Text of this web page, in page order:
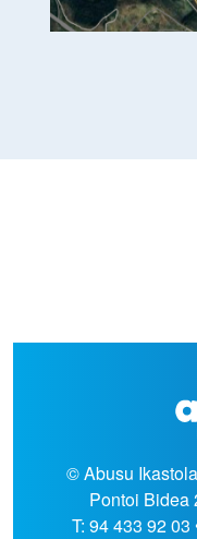
© Abusu
Pontoi Bidea
T: 94 433 92